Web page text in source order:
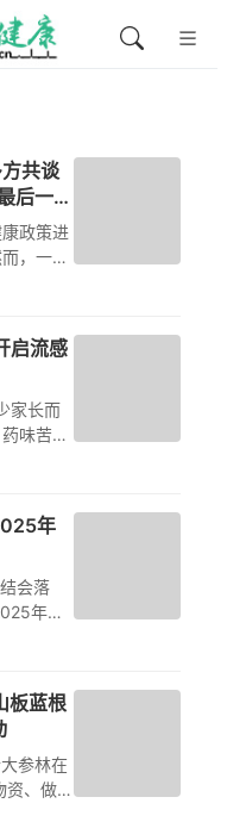
共谈
后一公
政策进
，一个
人群远
上中老
人
苗接种
启流感
家长而
味苦、
漏
正式宣
玛巴洛
适用年
童，
更安全
博主齐
域的重
现了从1
补齐我
我国儿
年
会落
年深
板蓝根
参林在
、做游